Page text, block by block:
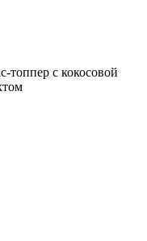
топпер с кокосовой